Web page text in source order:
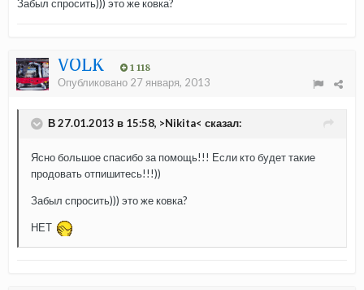
Забыл спросить))) это же ковка?
VOLK 1 118
Опубликовано 27 января, 2013
В 27.01.2013 в 15:58, >Nikita< сказал:
Ясно большое спасибо за помощь!!! Если кто будет такие
продовать отпишитесь!!!))
Забыл спросить))) это же ковка?
НЕТ